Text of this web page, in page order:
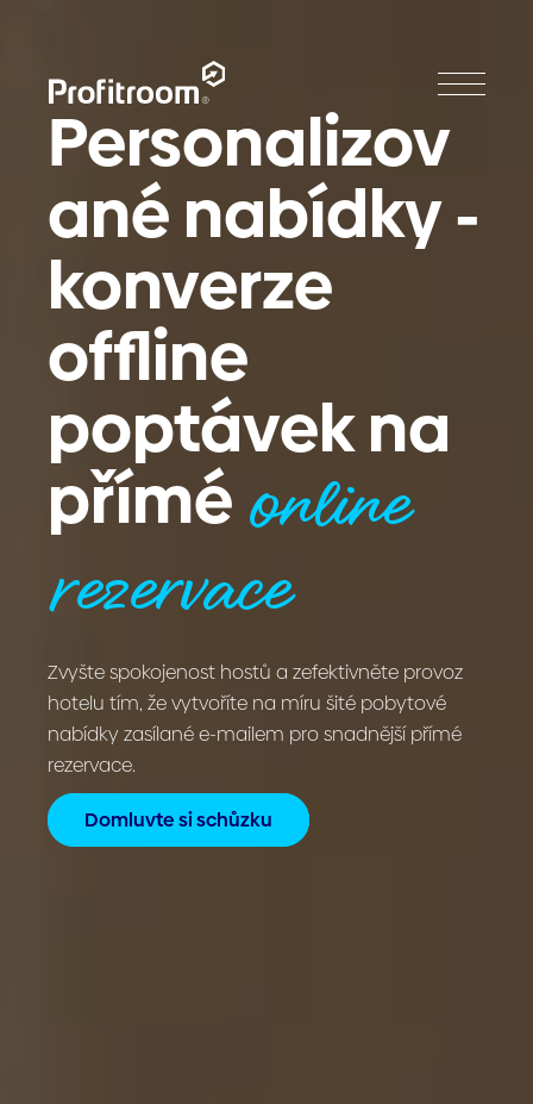
Personalizov
ané nabídky -
konverze
offline
poptávek na
příméonline
rezervace
Zvyšte spokojenost hostů a zefektivněte provoz
hotelu tím, že vytvoříte na míru šité pobytové
nabídky zasílané e-mailem pro snadnější přímé
rezervace.
Domluvte si schůzku